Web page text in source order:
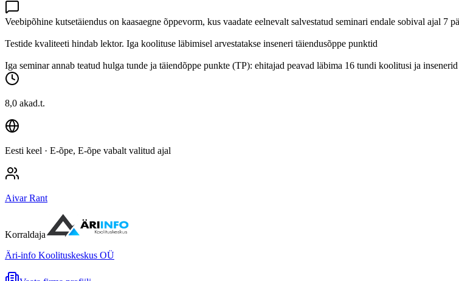
Veebipõhine kutsetäiendus on kaasaegne õppevorm, kus vaadate eelnevalt salvestatud seminari endale sobival ajal 7
Testide kvaliteeti hindab lektor. Iga koolituse läbimisel arvestatakse inseneri täiendusõppe punktid
Iga seminar annab teatud hulga tunde ja täiendõppe punkte (TP): ehitajad peavad läbima 16 tundi koolitusi ja
8,0 akad.t.
Eesti keel · E-õpe, E-õpe vabalt valitud ajal
Aivar Rant
Korraldaja
Äri-info Koolituskeskus OÜ